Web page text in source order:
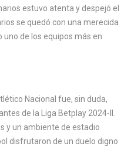
estuvo atenta y despejó el
se quedó con una merecida
de los equipos más en
Nacional fue, sin duda,
de la Liga Betplay 2024-II.
y un ambiente de estadio
disfrutaron de un duelo digno